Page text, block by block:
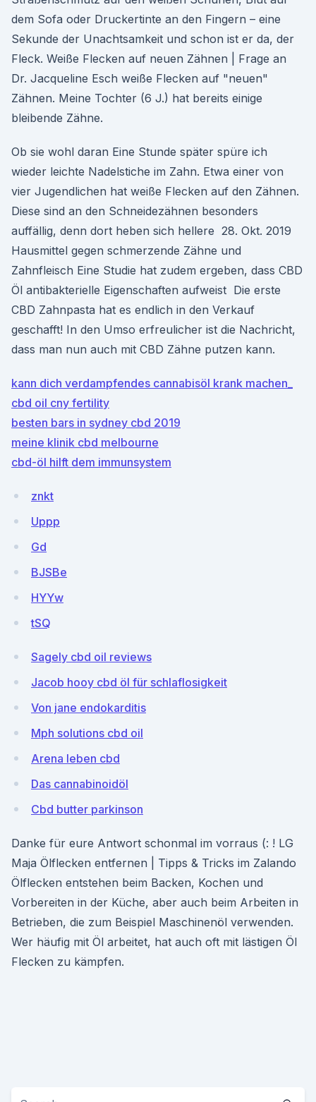
dem Sofa oder Druckertinte an den Fingern – eine
Sekunde der Unachtsamkeit und schon ist er da, der
Fleck. Weiße Flecken auf neuen Zähnen | Frage an
Dr. Jacqueline Esch weiße Flecken auf "neuen"
Zähnen. Meine Tochter (6 J.) hat bereits einige
bleibende Zähne.
Ob sie wohl daran Eine Stunde später spüre ich
wieder leichte Nadelstiche im Zahn. Etwa einer von
vier Jugendlichen hat weiße Flecken auf den Zähnen.
Diese sind an den Schneidezähnen besonders
auffällig, denn dort heben sich hellere 28. Okt. 2019
Hausmittel gegen schmerzende Zähne und
Zahnfleisch Eine Studie hat zudem ergeben, dass CBD
Öl antibakterielle Eigenschaften aufweist Die erste
CBD Zahnpasta hat es endlich in den Verkauf
geschafft! In den Umso erfreulicher ist die Nachricht,
dass man nun auch mit CBD Zähne putzen kann.
kann dich verdampfendes cannabisöl krank machen_
cbd oil cny fertility
besten bars in sydney cbd 2019
meine klinik cbd melbourne
cbd-öl hilft dem immunsystem
znkt
Uppp
Gd
BJSBe
HYYw
tSQ
Sagely cbd oil reviews
Jacob hooy cbd öl für schlaflosigkeit
Von jane endokarditis
Mph solutions cbd oil
Arena leben cbd
Das cannabinoidöl
Cbd butter parkinson
Danke für eure Antwort schonmal im vorraus (: ! LG
Maja Ölflecken entfernen | Tipps & Tricks im Zalando
Ölflecken entstehen beim Backen, Kochen und
Vorbereiten in der Küche, aber auch beim Arbeiten in
Betrieben, die zum Beispiel Maschinenöl verwenden.
Wer häufig mit Öl arbeitet, hat auch oft mit lästigen Öl
Flecken zu kämpfen.